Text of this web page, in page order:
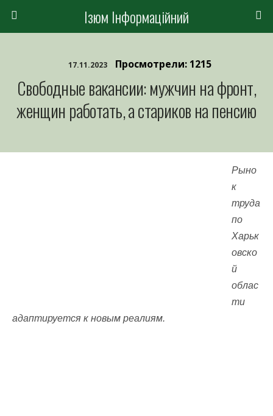
Ізюм Інформаційний
17.11.2023 Просмотрели: 1215
Свободные вакансии: мужчин на фронт,
женщин работать, а стариков на пенсию
Рыно
к
труда
по
Харьк
овско
й
облас
ти
адаптируется к новым реалиям.